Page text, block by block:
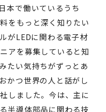
本で働いているうち
をもっと深く知りたい
がLEDに関わる電子材
アを募集していると知
たい気持ちがずっとあ
かつ世界の人と話がし
しました。今は、主に
半導体部品に関わる技